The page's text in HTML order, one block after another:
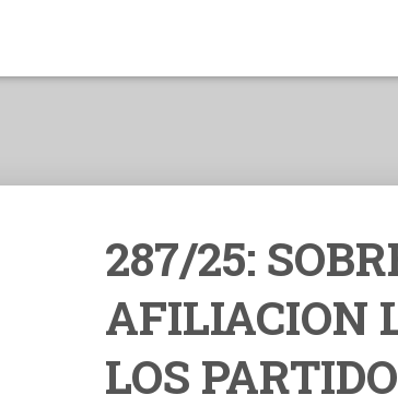
287/25:
AFILIACION
LOS